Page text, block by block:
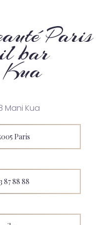
Paris
bar
Mani Kua
Paris
87 88 88